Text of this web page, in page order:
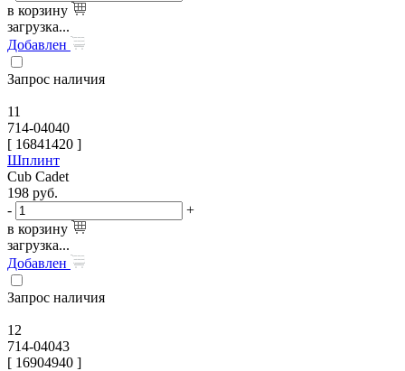
в корзину
загрузка...
Добавлен
Запрос наличия
11
714-04040
[ 16841420 ]
Шплинт
Cub Cadet
198 руб.
-
+
в корзину
загрузка...
Добавлен
Запрос наличия
12
714-04043
[ 16904940 ]